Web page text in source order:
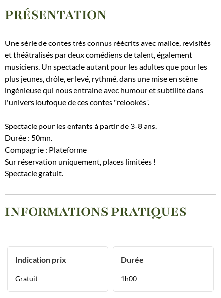
PRÉSENTATION
Une série de contes très connus réécrits avec malice, revisités
et théâtralisés par deux comédiens de talent, également
musiciens. Un spectacle autant pour les adultes que pour les
plus jeunes, drôle, enlevé, rythmé, dans une mise en scène
ingénieuse qui nous entraine avec humour et subtilité dans
l'univers loufoque de ces contes "relookés".
Spectacle pour les enfants à partir de 3-8 ans.
Durée : 50mn.
Compagnie : Plateforme
Sur réservation uniquement, places limitées !
Spectacle gratuit.
INFORMATIONS PRATIQUES
Indication prix
Gratuit
Durée
1h00